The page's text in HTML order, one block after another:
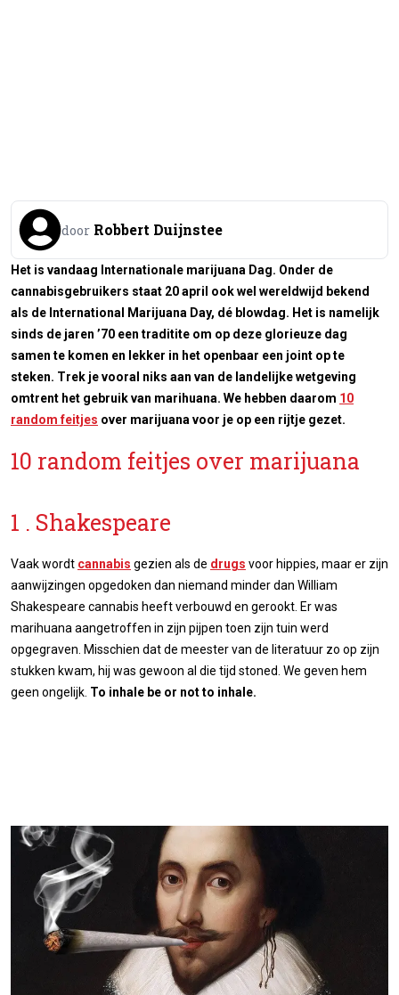
door Robbert Duijnstee
Het is vandaag Internationale marijuana Dag. Onder de
cannabisgebruikers staat 20 april ook wel wereldwijd bekend
als de International Marijuana Day, dé blowdag. Het is namelijk
sinds de jaren ’70 een traditite om op deze glorieuze dag
samen te komen en lekker in het openbaar een joint op te
steken. Trek je vooral niks aan van de landelijke wetgeving
omtrent het gebruik van marihuana. We hebben daarom 10
random feitjes over marijuana voor je op een rijtje gezet.
10 random feitjes over marijuana
1 . Shakespeare
Vaak wordt cannabis gezien als de drugs voor hippies, maar er zijn
aanwijzingen opgedoken dan niemand minder dan William
Shakespeare cannabis heeft verbouwd en gerookt. Er was
marihuana aangetroffen in zijn pijpen toen zijn tuin werd
opgegraven. Misschien dat de meester van de literatuur zo op zijn
stukken kwam, hij was gewoon al die tijd stoned. We geven hem
geen ongelijk. To inhale be or not to inhale.